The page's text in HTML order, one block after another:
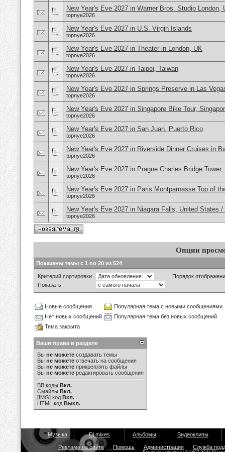
New Year's Eve 2027 in Warner Bros. Studio London,
topnye2026
New Year's Eve 2027 in U.S. Virgin Islands
topnye2026
New Year's Eve 2027 in Theater in London, UK
topnye2026
New Year's Eve 2027 in Taipei, Taiwan
topnye2026
New Year's Eve 2027 in Springs Preserve in Las
topnye2026
New Year's Eve 2027 in Singapore Bike Tour,
topnye2026
New Year's Eve 2027 in San Juan, Puerto Rico
topnye2026
New Year's Eve 2027 in Riverside Dinner Cruises in
topnye2026
New Year's Eve 2027 in Prague Charles Bridge
topnye2026
New Year's Eve 2027 in Paris Montparnasse Top of
topnye2026
New Year's Eve 2027 in Niagara Falls, United States /
topnye2026
Опции
Показаны темы с 1 по 20 из 524
Критерий сортировки
Порядок
Показать
Новые сообщения
Популярная тема с новыми сообщениями
Нет новых сообщений
Популярная тема без новых сообщений
Тема закрыта
Ваши права в разделе
Вы не можете создавать темы
Вы не можете отвечать на сообщения
Вы не можете прикреплять файлы
Вы не можете редактировать сообщения
BB коды Вкл.
Смайлы Вкл.
[IMG] код Вкл.
HTML код Выкл.
Музыка Dj mixes Альбомы Видеоклипы
Реклама на сайте Помощь Администрация Служба